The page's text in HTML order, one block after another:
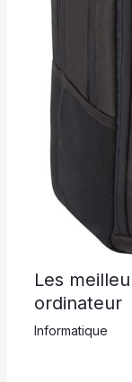
Les
ordinateur
Informatique